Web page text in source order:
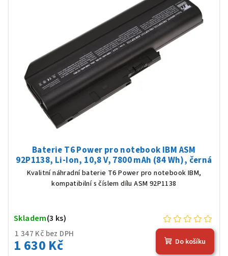
Baterie T6 Power pro notebook IBM ASM
92P1138, Li-Ion, 10,8 V, 7800 mAh (84 Wh), černá
Kvalitní náhradní baterie T6 Power pro notebook IBM,
kompatibilní s číslem dílu ASM 92P1138
1 347 Kč bez DPH
1 630 Kč
Skladem(3 ks)
Do košíku